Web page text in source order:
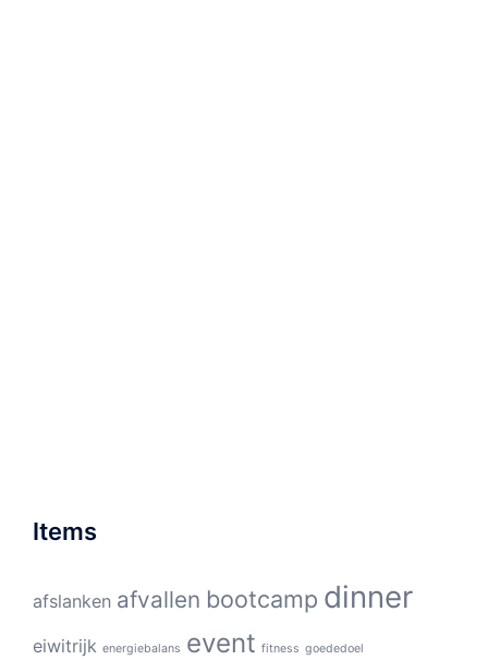
Items
afslanken afvallen bootcamp dinner
eiwitrijk energiebalans event fitness goededoel